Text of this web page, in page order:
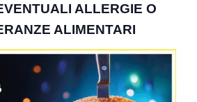
ALLERGIE O
ALIMENTARI